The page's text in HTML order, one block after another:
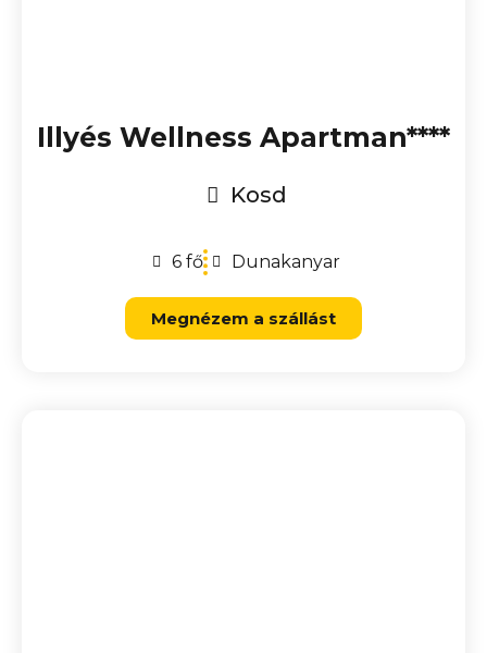
Illyés Wellness Apartman****
Kosd
6 fő Dunakanyar
Megnézem a szállást